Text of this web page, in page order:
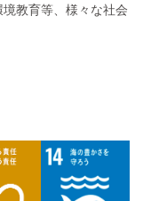
教育等、様々な社会